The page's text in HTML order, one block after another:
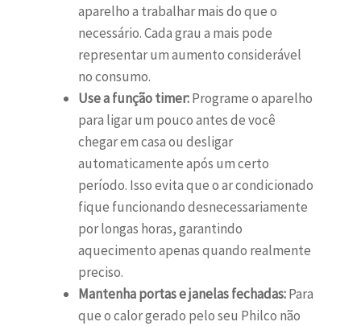
aparelho a trabalhar mais do que o
necessário. Cada grau a mais pode
representar um aumento considerável
no consumo.
Use a função timer:Programe o aparelho
para ligar um pouco antes de você
chegar em casa ou desligar
automaticamente após um certo
período. Isso evita que o ar condicionado
fique funcionando desnecessariamente
por longas horas, garantindo
aquecimento apenas quando realmente
preciso.
Mantenha portas e janelas fechadas:Para
que o calor gerado pelo seu Philco não